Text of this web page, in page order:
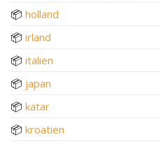
📦 holland
📦 irland
📦 italien
📦 japan
📦 katar
📦 kroatien